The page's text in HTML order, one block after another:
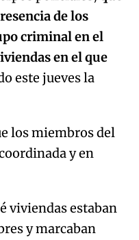
este jueves la
los miembros del
y en
viviendas estaban
y marcaban
tenían las
y después otros
las puertas y